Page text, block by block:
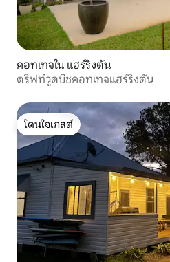
คอทเทจใน แฮร์ริงตัน
ดริฟท์วูดบีชคอทเทจแฮร์ริงตัน
โดนใจเกสต์
โดนใจเกสต์